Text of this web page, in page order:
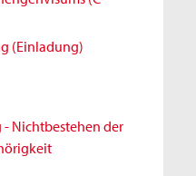
(Einladung)
Nichtbestehen der